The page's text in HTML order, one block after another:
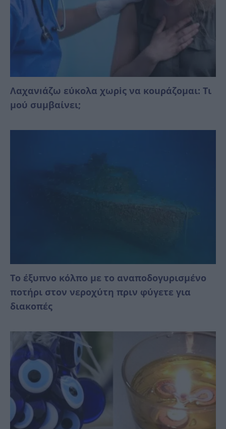
Λαχανıάζω εύκολα χωρiς να κοuράζομαι: Τι
μού σuμβαίνει;
Το έξυπνο κόλπο με το αναποδογυρισμένο
ποτήρι στον νεροχύτη πριν φύγετε για
διακοπές